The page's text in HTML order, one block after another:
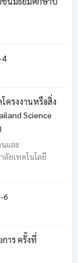
ครงงานหรือสิ่ง
Science
และ
ยเทคโนโลยี
6
าร ครั้งที่